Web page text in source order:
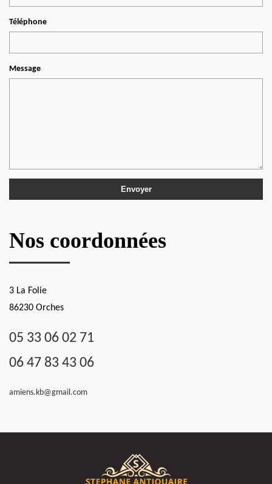
Téléphone
Message
Nos coordonnées
3 La Folie
86230 Orches
05 33 06 02 71
06 47 83 43 06
amiens.kb@gmail.com